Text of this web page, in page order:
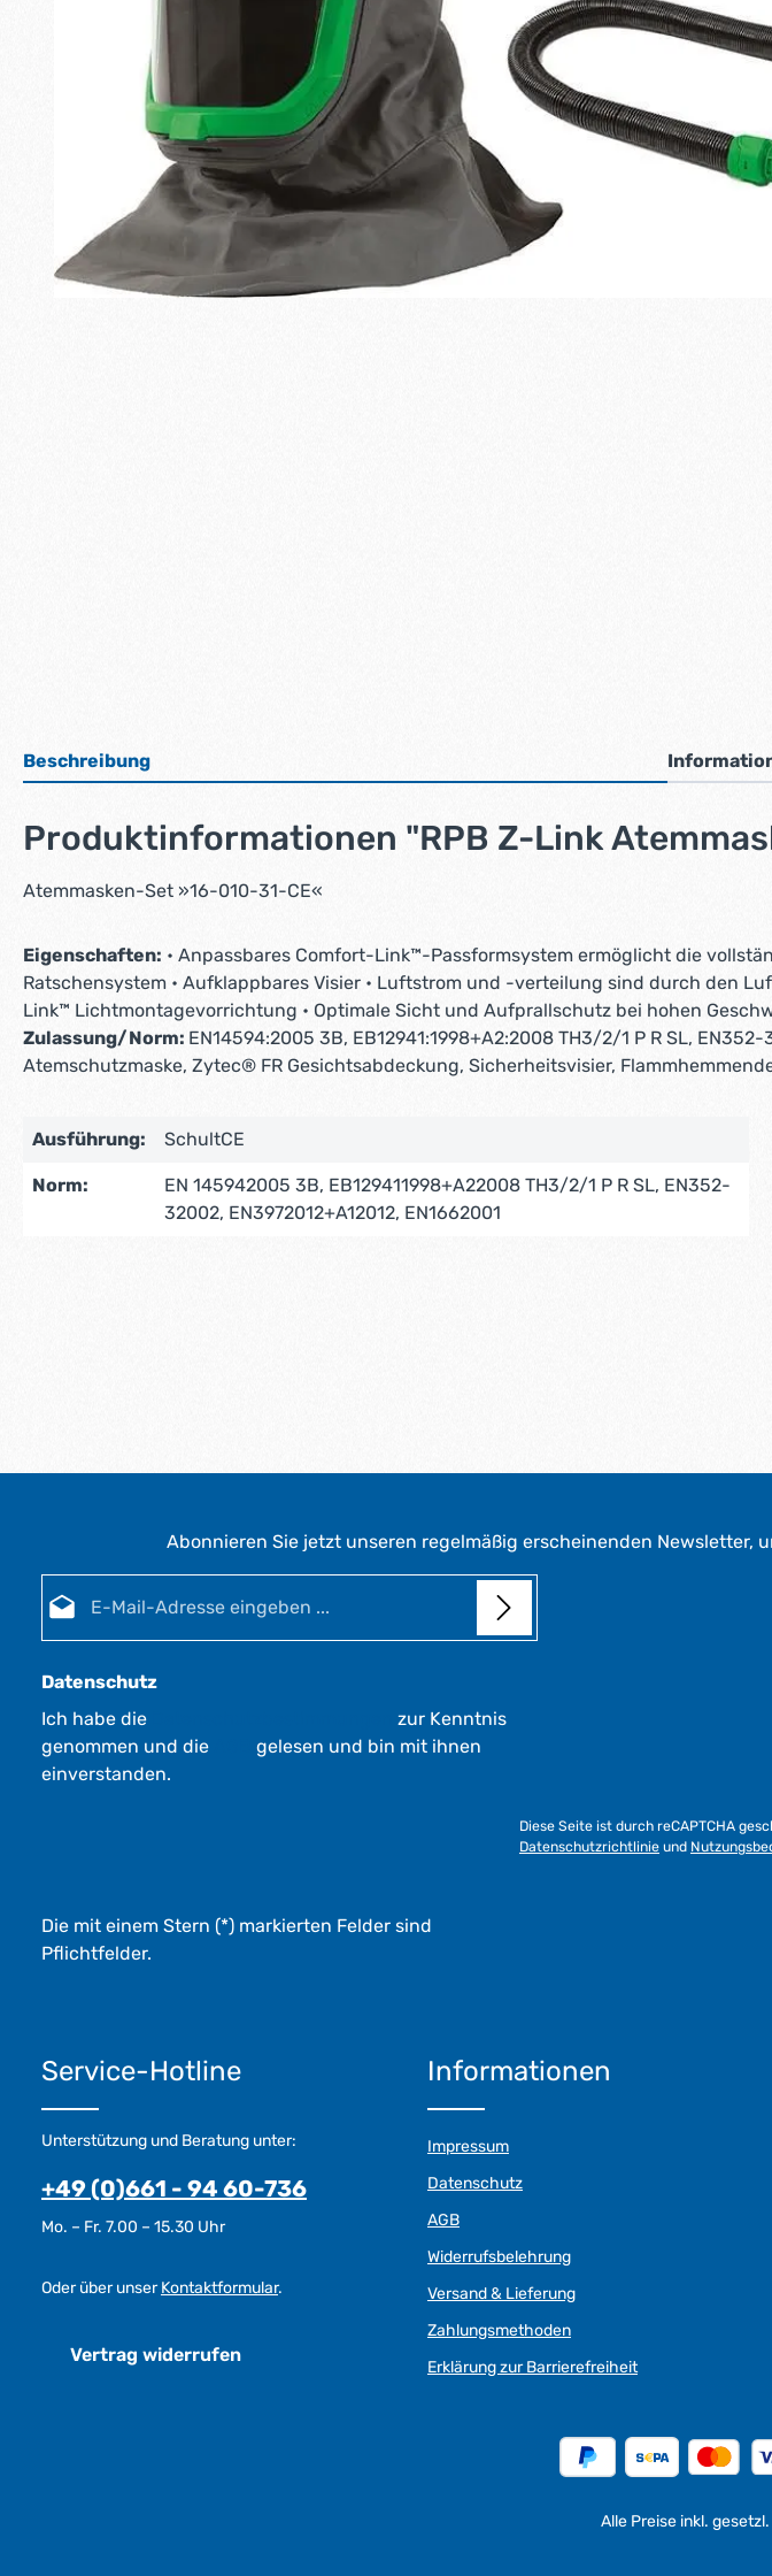
Beschreibung
Produktinformationen "RPB Z-Link
Atemmasken-Set »16-010-31-CE«
Eigenschaften: • Anpassbares Comfort-Link™-Passformsystem ermöglicht die
Ratschensystem • Aufklappbares Visier • Luftstrom und -verteilung sind durch den
Link™ Lichtmontagevorrichtung • Optimale Sicht und Aufprallschutz bei hohen
Zulassung/Norm: EN14594:2005 3B, EB12941:1998+A2:2008 TH3/2/1 P R SL, EN352-
Atemschutzmaske, Zytec® FR Gesichtsabdeckung, Sicherheitsvisier,
Ausführung: SchultCE
Norm:
EN 145942005 3B, EB129411998+A22008 TH3/2/1 P R SL, EN352-
32002, EN3972012+A12012, EN1662001
Abonnieren Sie jetzt unseren regelmäßig erscheinenden
Datenschutz
Ich habe die
zur Kenntnis
genommen und die
gelesen und bin mit ihnen
einverstanden.
Diese Seite ist durch reCAPTCHA
Datenschutzrichtlinie und
Die mit einem Stern (*) markierten Felder sind
Pflichtfelder.
Service-Hotline
Unterstützung und Beratung unter:
+49 (0)661 - 94 60-736
Mo. – Fr. 7.00 – 15.30 Uhr
Oder über unserKontaktformular.
Vertrag widerrufen
Informationen
Impressum
Datenschutz
AGB
Widerrufsbelehrung
Versand & Lieferung
Zahlungsmethoden
Erklärung zur Barrierefreiheit
Alle Preise inkl.